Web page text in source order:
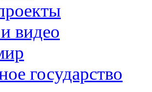
видео
государство